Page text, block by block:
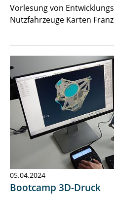
Vorlesung von
Nutzfahrzeuge Karten
05.04.2024
Bootcamp 3D-Druck